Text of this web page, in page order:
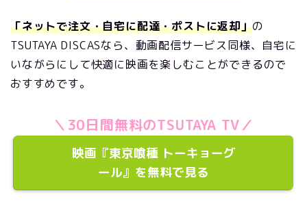
「ネットで注文・自宅に配達・ポストに返却」の
TSUTAYA DISCASなら、動画配信サービス同様、自宅に
いながらにして快適に映画を楽しむことができるので
おすすめです。
＼30日間無料のTSUTAYA TV／
映画『東京喰種 トーキョーグ
ール』を無料で見る